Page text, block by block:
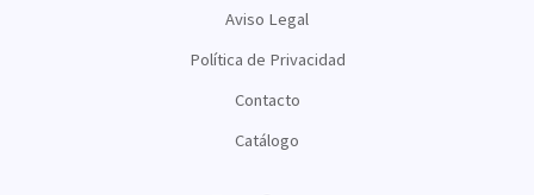
Aviso Legal
Política de Privacidad
Contacto
Catálogo